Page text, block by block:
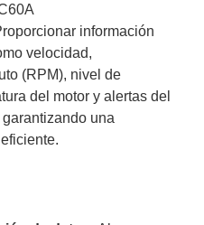
información
velocidad,
(RPM), nivel de
del motor y alertas del
una